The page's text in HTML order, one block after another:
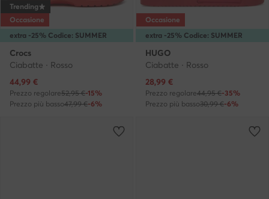
extra -25% Codice: SUMMER
Trending
Occasione
Crocs
Ciabatte · Rosso
Prezzo attuale
44,99 €
Prezzo regolare52,95 €-15%
Prezzo più basso47,99 €-6%
extra -25% Codice: SUMMER
Occasione
HUGO
Ciabatte · Rosso
Prezzo attuale
28,99 €
Prezzo regolare44,95 €-35%
Prezzo più basso30,99 €-6%